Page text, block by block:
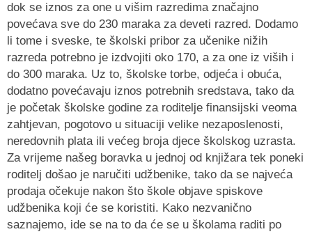
dok se iznos za one u višim razredima značajno
povećava sve do 230 maraka za deveti razred. Dodamo
li tome i sveske, te školski pribor za učenike nižih
razreda potrebno je izdvojiti oko 170, a za one iz viših i
do 300 maraka. Uz to, školske torbe, odjeća i obuća,
dodatno povećavaju iznos potrebnih sredstava, tako da
je početak školske godine za roditelje finansijski veoma
zahtjevan, pogotovo u situaciji velike nezaposlenosti,
neredovnih plata ili većeg broja djece školskog uzrasta.
Za vrijeme našeg boravka u jednoj od knjižara tek poneki
roditelj došao je naručiti udžbenike, tako da se najveća
prodaja očekuje nakon što škole objave spiskove
udžbenika koji će se koristiti. Kako nezvanično
saznajemo, ide se na to da će se u školama raditi po